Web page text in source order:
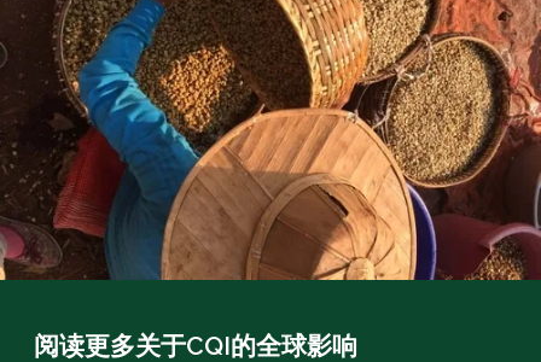
阅读更多关于CQI的全球影响